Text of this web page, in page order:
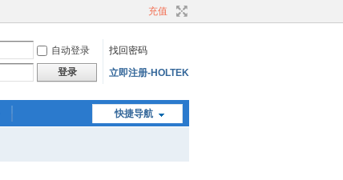
充值
自动登录
找回密码
登录 立即注册-HOLTEK
快捷导航